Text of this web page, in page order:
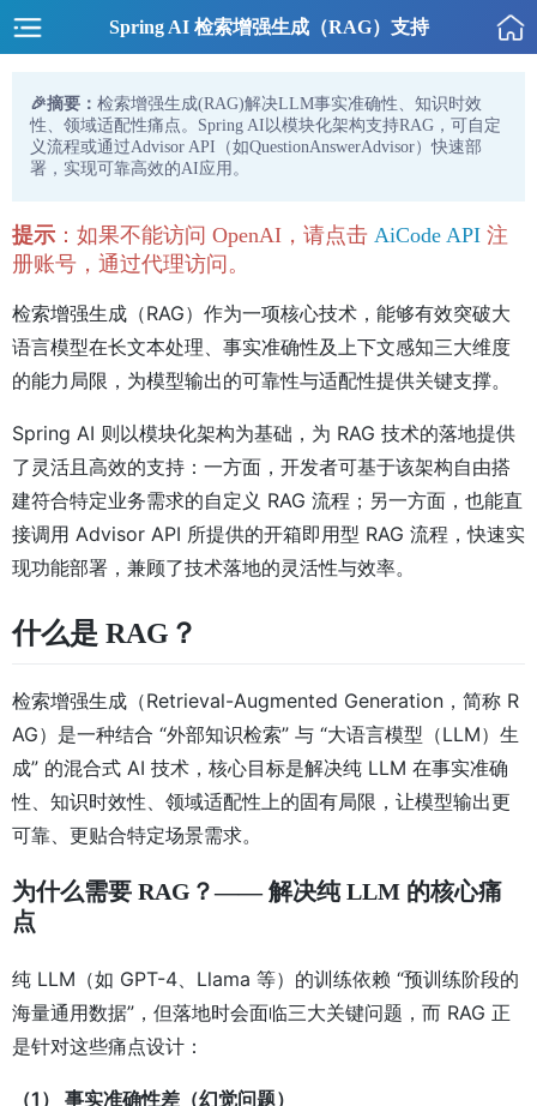
Spring AI 检索增强生成（RAG）支持
🎉摘要： 检索增强生成(RAG)解决LLM事实准确性、知识时效
性、领域适配性痛点。Spring AI以模块化架构支持RAG，可自定
义流程或通过Advisor API（如QuestionAnswerAdvisor）快速部
署，实现可靠高效的AI应用。
提示 ：如果不能访问 OpenAI，请点击 AiCode API 注
册账号，通过代理访问。
检索增强生成（RAG）作为一项核心技术，能够有效突破大
语言模型在长文本处理、事实准确性及上下文感知三大维度
的能力局限，为模型输出的可靠性与适配性提供关键支撑。
Spring AI 则以模块化架构为基础，为 RAG 技术的落地提供
了灵活且高效的支持：一方面，开发者可基于该架构自由搭
建符合特定业务需求的自定义 RAG 流程；另一方面，也能直
接调用 Advisor API 所提供的开箱即用型 RAG 流程，快速实
现功能部署，兼顾了技术落地的灵活性与效率。
什么是 RAG？
检索增强生成（Retrieval-Augmented Generation，简称 R
AG）是一种结合 “外部知识检索” 与 “大语言模型（LLM）生
成” 的混合式 AI 技术，核心目标是解决纯 LLM 在事实准确
性、知识时效性、领域适配性上的固有局限，让模型输出更
可靠、更贴合特定场景需求。
为什么需要 RAG？—— 解决纯 LLM 的核心痛
点
纯 LLM（如 GPT-4、Llama 等）的训练依赖 “预训练阶段的
海量通用数据”，但落地时会面临三大关键问题，而 RAG 正
是针对这些痛点设计：
（1） 事实准确性差（幻觉问题）